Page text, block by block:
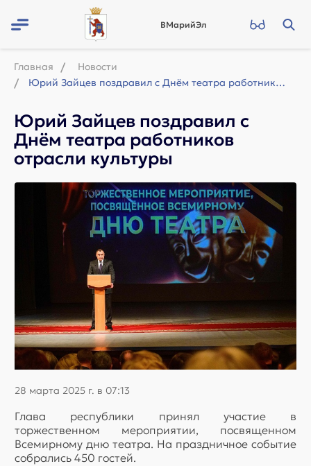
ВМарийЭл
Главная
Новости
Юрий Зайцев поздравил с Днём театра работников отрасли культуры
Юрий Зайцев поздравил с
Днём театра работников
отрасли культуры
28 марта 2025 г. в 07:13
Глава республики принял участие в
торжественном мероприятии, посвященном
Всемирному дню театра. На праздничное событие
собрались 450 гостей.